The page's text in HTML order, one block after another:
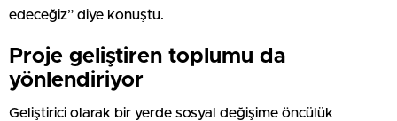
edeceğiz” diye konuştu.
Proje geliştiren toplumu da
yönlendiriyor
Geliştirici olarak bir yerde sosyal değişime öncülük